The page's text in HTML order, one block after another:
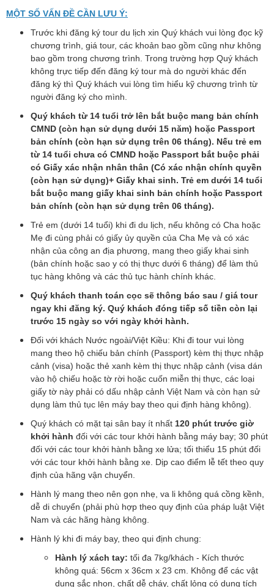
MỘT SỐ VẤN ĐỀ CẦN LƯU Ý:
Trước khi đăng ký tour du lịch xin Quý khách vui lòng đọc kỹ
chương trình, giá tour, các khoản bao gồm cũng như không
bao gồm trong chương trình. Trong trường hợp Quý khách
không trực tiếp đến đăng ký tour mà do người khác đến
đăng ký thì Quý khách vui lòng tìm hiểu kỹ chương trình từ
người đăng ký cho mình.
Quý khách từ 14 tuổi trở lên bắt buộc mang bản chính
CMND (còn hạn sử dụng dưới 15 năm) hoặc Passport
bản chính (còn hạn sử dụng trên 06 tháng). Nếu trẻ em
từ 14 tuổi chưa có CMND hoặc Passport bắt buộc phải
có Giấy xác nhận nhân thân (Có xác nhận chính quyền
(còn hạn sử dụng)+ Giấy khai sinh. Trẻ em dưới 14 tuổi
bắt buộc mang giấy khai sinh bản chính hoặc Passport
bản chính (còn hạn sử dụng trên 06 tháng).
Trẻ em (dưới 14 tuổi) khi đi du lịch, nếu không có Cha hoặc
Mẹ đi cùng phải có giấy ủy quyền của Cha Mẹ và có xác
nhận của công an địa phương, mang theo giấy khai sinh
(bản chính hoặc sao y có thị thực dưới 6 tháng) để làm thủ
tục hàng không và các thủ tục hành chính khác.
Quý khách thanh toán cọc sẽ thông báo sau / giá tour
ngay khi đăng ký. Quý khách đóng tiếp số tiền còn lại
trước 15 ngày so với ngày khởi hành.
Đối với khách Nước ngoài/Việt Kiều: Khi đi tour vui lòng
mang theo hộ chiếu bản chính (Passport) kèm thị thực nhập
cảnh (visa) hoặc thẻ xanh kèm thị thực nhập cảnh (visa dán
vào hộ chiếu hoặc tờ rời hoặc cuốn miễn thị thực, các loại
giấy tờ này phải có dấu nhập cảnh Việt Nam và còn hạn sử
dụng làm thủ tục lên máy bay theo qui định hàng không).
Quý khách có mặt tại sân bay ít nhất 120 phút trước giờ
khởi hành đối với các tour khởi hành bằng máy bay; 30 phút
đối với các tour khởi hành bằng xe lửa; tối thiểu 15 phút đối
với các tour khởi hành bằng xe. Dịp cao điểm lễ tết theo quy
định của hãng vận chuyển.
Hành lý mang theo nên gọn nhẹ, va li không quá cồng kềnh,
dễ di chuyển (phải phù hợp theo quy định của pháp luật Việt
Nam và các hãng hàng không.
Hành lý khi đi máy bay, theo qui định chung:
Hành lý xách tay: tối đa 7kg/khách - Kích thước
không quá: 56cm x 36cm x 23 cm. Không để các vật
dụng sắc nhọn, chất dễ cháy, chất lỏng có dung tích